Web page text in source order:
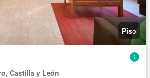
Piso
Castilla y León